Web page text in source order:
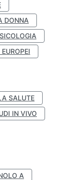
DONNA
SALUTE
IN VIVO
A